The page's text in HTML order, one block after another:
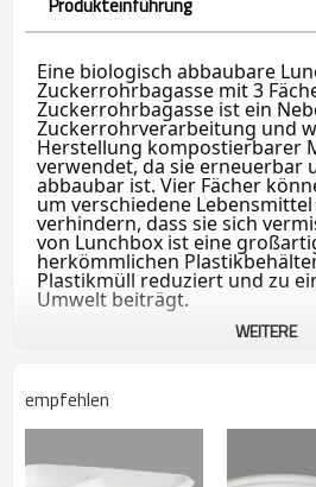
Eine biologisch abbaubare
Zuckerrohrbagasse mit 3
Zuckerrohrbagasse ist ein
Zuckerrohrverarbeitung und
Herstellung kompostierbarer
verwendet, da sie erneuerbar
abbaubar ist. Vier Fächer
um verschiedene
verhindern, dass sie sich
von Lunchbox ist eine
herkömmlichen
Plastikmüll reduziert und zu
Umwelt beiträgt.
WEITERE
empfehlen